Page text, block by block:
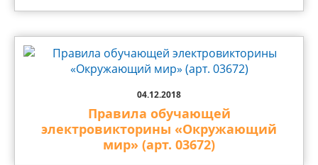
04.12.2018
Правила обучающей
электровикторины «Окружающий
мир» (арт. 03672)